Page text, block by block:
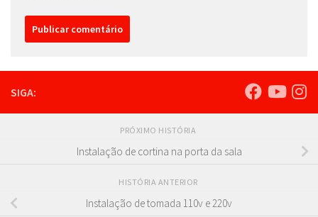
SIGA:
PRÓXIMO HISTÓRIA
Instalação de cortina na porta da sala
HISTÓRIA ANTERIOR
Instalação de tomada 110v e 220v